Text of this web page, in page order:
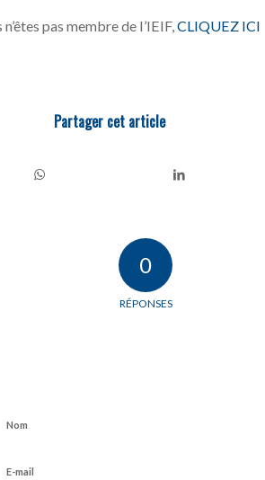
n’êtes pas membre de l’IEIF,CLIQUEZ ICI
Partager cet article
0
RÉPONSES
Nom
E-mail